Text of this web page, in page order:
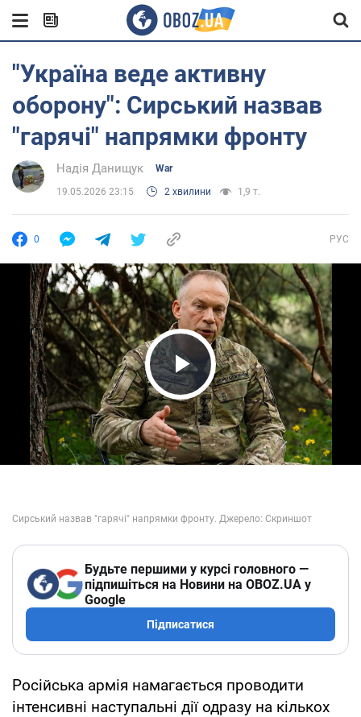
"Україна веде активну
оборону": Сирський назвав
"гарячі" напрямки фронту
Надія Данищук War
19.05.2026 23:15 2 хвилини 1,9 т.
0 РУС
Play Video
Будьте першими у курсі головного —
підпишіться на Новини на OBOZ.UA у
Google
Підписатися
Російська армія намагається проводити
інтенсивні наступальні дії одразу на кількох